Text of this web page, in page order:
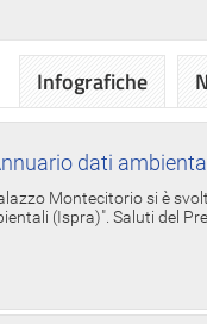
dati
Montecitorio si è
(Ispra)". Saluti del
Infografiche